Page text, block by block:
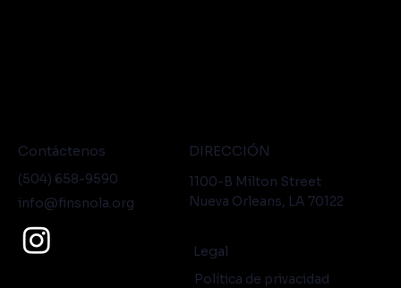
Contáctenos
(504) 658-9590
info@finsnola.org
DIRECCIÓN
1100-B Milton Street
Nueva Orleans, LA 70122
Legal
Política de privacidad